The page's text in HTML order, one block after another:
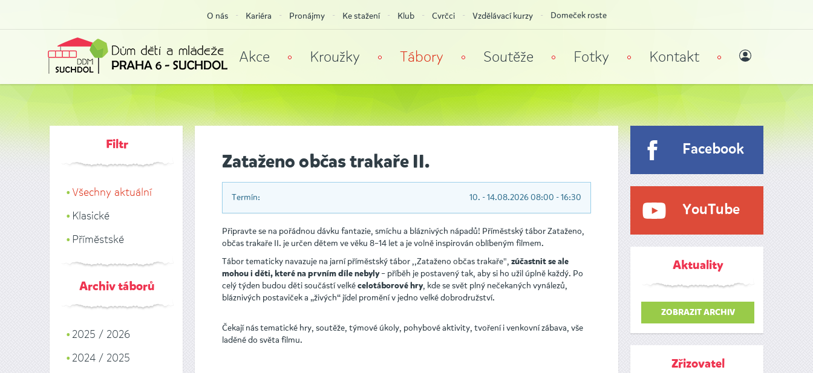
Akce Kroužky Tábory Soutěže Fotky Kontakt
O nás Kariéra Pronájmy Ke stažení Klub Cvrčci Vzdělávací kurzy Domeček roste
Filtr
Všechny aktuální
Klasické
Příměstské
Archiv táborů
2025 / 2026
2024 / 2025
Zataženo občas trakaře II.
Termín: 10. - 14.08.2026 08:00 - 16:30
Připravte se na pořádnou dávku fantazie, smíchu a bláznivých nápadů! Příměstský tábor Zataženo,
občas trakaře II. je určen dětem ve věku 8–14 let a je volně inspirován oblíbeným filmem.
Tábor tematicky navazuje na jarní příměstský tábor ,,Zataženo občas trakaře", zúčastnit se ale
mohou i děti, které na prvním díle nebyly– příběh je postavený tak, aby si ho užil úplně každý. Po
celý týden budou děti součástí velké celotáborové hry, kde se svět plný nečekaných vynálezů,
bláznivých postaviček a „živých“ jídel promění v jedno velké dobrodružství.
Čekají nás tematické hry, soutěže, týmové úkoly, pohybové aktivity, tvoření i venkovní zábava, vše
laděné do světa filmu.
Facebook
YouTube
Aktuality
ZOBRAZIT ARCHIV
Zřizovatel